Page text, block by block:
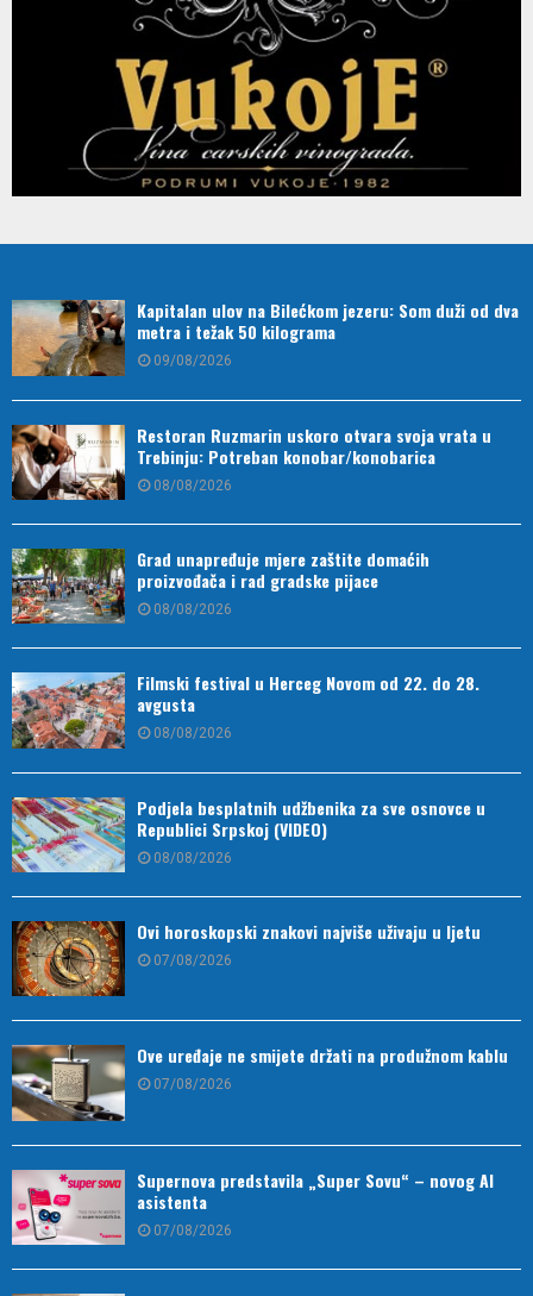
Kapitalan ulov na Bilećkom jezeru: Som duži od dva
metra i težak 50 kilograma
09/08/2026
Restoran Ruzmarin uskoro otvara svoja vrata u
Trebinju: Potreban konobar/konobarica
08/08/2026
Grad unapređuje mjere zaštite domaćih
proizvođača i rad gradske pijace
08/08/2026
Filmski festival u Herceg Novom od 22. do 28.
avgusta
08/08/2026
Podjela besplatnih udžbenika za sve osnovce u
Republici Srpskoj (VIDEO)
08/08/2026
Ovi horoskopski znakovi najviše uživaju u ljetu
07/08/2026
Ove uređaje ne smijete držati na produžnom kablu
07/08/2026
Supernova predstavila „Super Sovu“ – novog AI
asistenta
07/08/2026